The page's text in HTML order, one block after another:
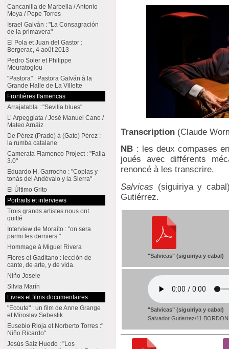
Transcription (Claude
NB : les deux compases
joués avec différents
renoncé à les transcrire.
Salvicas (siguiriya y
Gutiérrez.
"Salvicas" (siguiriya y cabal)
"Salvicas" (siguiriya y cabal)
Salvador Gutierrez/11
Cancanilla de Marbella / Antonio
Moya / Pepe Torres
Israel Galván : "La Consagración
de la primavera"
El Pola et Juan del Gastor :
Bergerac, 4 août 2013
Pedro Soler et Philippe
Mouratoglou
"Pastora" : Pastora Galván à la
Grande Halle de La Villette
Frontières flamencas
Arrajatabla : "Sevilla blues"
L’ Arpeggiata / José Manuel Cano /
Mateo Arnáiz
De Pérez (Prado) à (Gato) Pérez :
la rumba catalane
Camerata Flamenco Project : "Falla
3.0"
Eduardo H. Garrocho : "Coplas y
tonás del Andévalo y la Sierra"
El Último Grito
Portraits et interviews
Trois grands artistes nous ont
quitté
Interview de Moraíto : "on sera
parmi les derniers."
Hommage à Miguel Rivera
Flores el Gaditano : lección de
cante, de arte, y de vida.
Niño Josele
Silvia Marín
Livres et films documentaires
"Ecoute" : un film de Anne Grange
et Miroslav Sebestik
Eusebio Rioja et Norberto Torres :"
Niño Ricardo"
Jesús Saiz Huedo : "Los